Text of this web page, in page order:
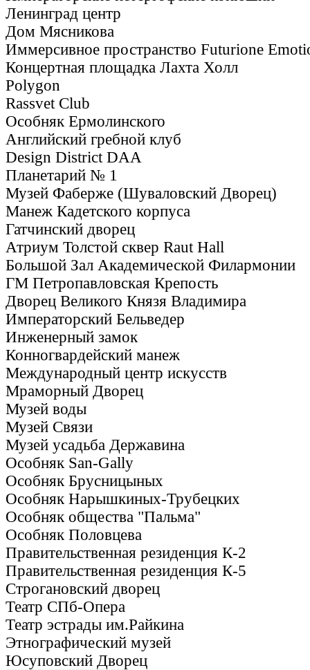
Ленинград центр
Дом Мясникова
Иммерсивное пространство Futurione
Концертная площадка Лахта Холл
Polygon
Rassvet Club
Особняк Ермолинского
Английский гребной клуб
Design District DAA
Планетарий № 1
Музей Фаберже (Шуваловский Дворец)
Манеж Кадетского корпуса
Гатчинский дворец
Атриум Толстой сквер Raut Hall
Большой Зал Академической Филармонии
ГМ Петропавловская Крепость
Дворец Великого Князя Владимира
Императорский Бельведер
Инженерный замок
Конногвардейский манеж
Международный центр искусств
Мраморный Дворец
Музей воды
Музей Связи
Музей усадьба Державина
Особняк San-Gally
Особняк Брусницыных
Особняк Нарышкиных-Трубецких
Особняк общества "Пальма"
Особняк Половцева
Правительственная резиденция К-2
Правительственная резиденция К-5
Строгановский дворец
Театр СПб-Опера
Театр эстрады им.Райкина
Этнографический музей
Юсуповский Дворец